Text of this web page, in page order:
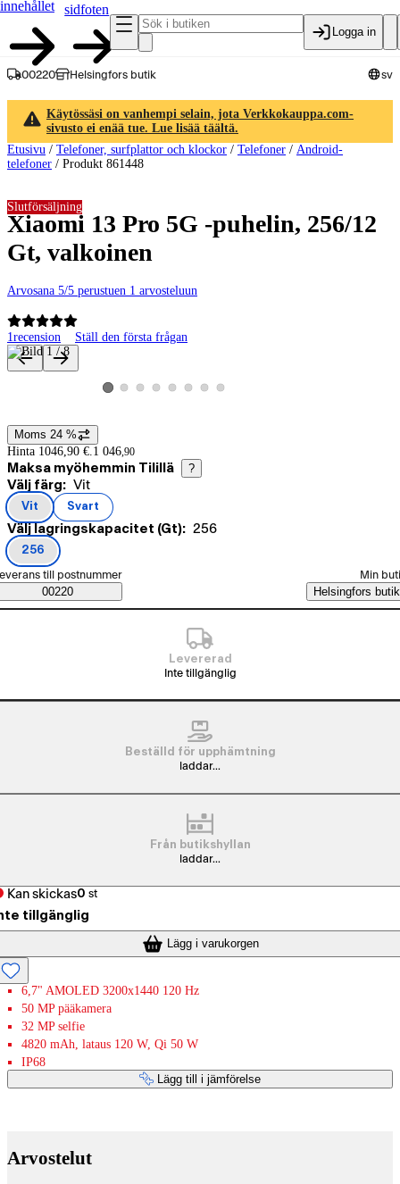
innehållet
sidfoten
Logga in
00220 Helsingfors butik sv
Käytössäsi on vanhempi selain, jota Verkkokauppa.com-
sivusto ei enää tue. Lue lisää täältä.
Etusivu / Telefoner, surfplattor och klockor / Telefoner / Android-
telefoner / Produkt 861448
Xiaomi 13 Pro 5G -puhelin, 256/12
Gt, valkoinen
Arvosana 5/5 perustuen 1 arvosteluun
1recension Ställ den första frågan
Slutförsäljning
Produktbilder och videor
Visa produktbild 1
Visa produktbild 2
Visa produktbild 3
Visa produktbild 4
Visa produktbild 5
Visa produktbild 6
Visa produktbild 7
Visa produktbild 8
Prisinformation
Moms 24 %
Hinta 1046,90 €. 1 046,90
Maksa myöhemmin Tilillä ?
Produktvarianter
Välj färg: Nuvarande val Vit
Vit
Vit
(färg)
Svart
(färg)
Välj lagringskapacitet (Gt): Nuvarande val 256
256
256
(lagringskapacitet (Gt)
Saatavuustiedot
beställningssätt
till postnummer
00220
Min
Helsingfors butik
Levererad
Inte tillgänglig
Beställd för upphämtning
laddar...
Från butikshyllan
laddar...
Kan skickas0 st
tillgänglig
Lägg i varukorgen
6,7" AMOLED 3200x1440 120 Hz
50 MP pääkamera
32 MP selfie
4820 mAh, lataus 120 W, Qi 50 W
IP68
Lägg till i jämförelse
Arvostelut